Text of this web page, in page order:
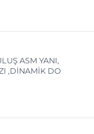
ASM YANI,
,DİNAMİK DO